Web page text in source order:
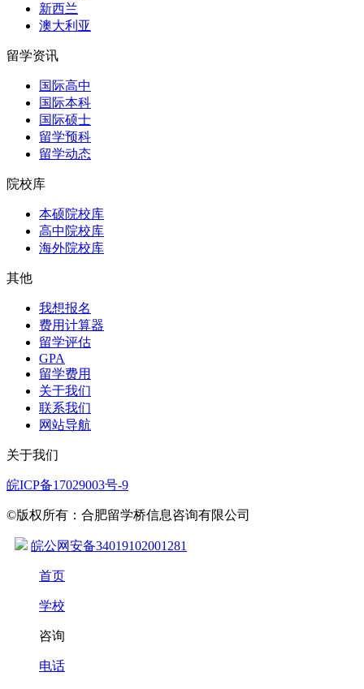
新西兰
澳大利亚
留学资讯
国际高中
国际本科
国际硕士
留学预科
留学动态
院校库
本硕院校库
高中院校库
海外院校库
其他
我想报名
费用计算器
留学评估
GPA
留学费用
关于我们
联系我们
网站导航
关于我们
皖ICP备17029003号-9
©版权所有：合肥留学桥信息咨询有限公司
皖公网安备34019102001281
首页
学校
咨询
电话